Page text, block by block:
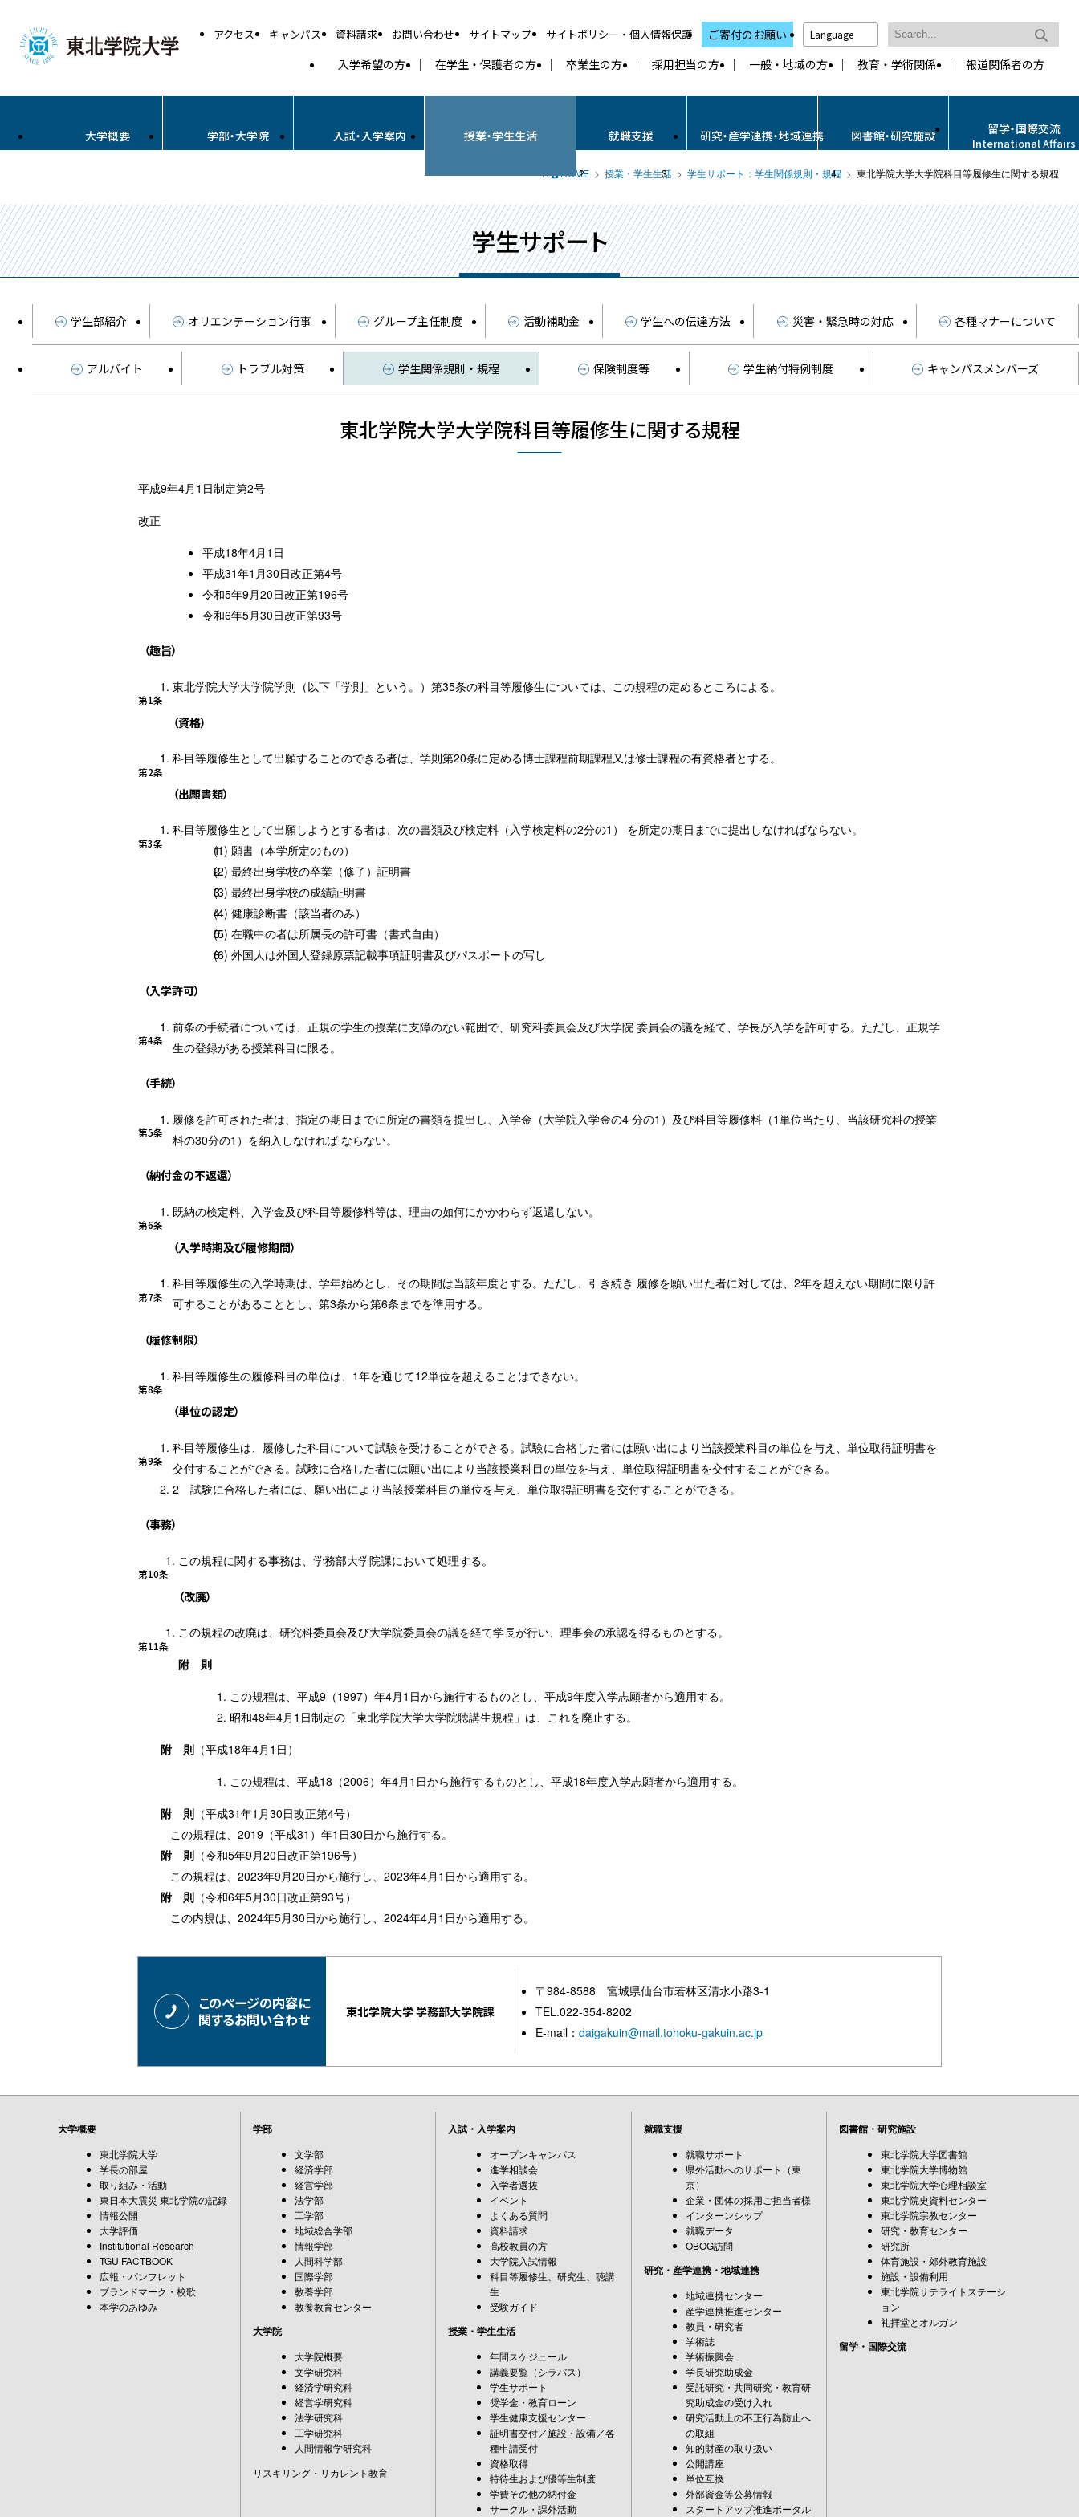
アクセス キャンパス 資料請求 お問い合わせ サイトマップ サイトポリシー・個人情報保護 ご寄付のお願い Language
入学希望の方 在学生・保護者の方 卒業生の方 採用担当の方 一般・地域の方 教育・学術関係 報道関係者の方
大学概要 学部・大学院 入試・入学案内 授業・学生生活 就職支援 研究・産学連携・地域連携 図書館・研究施設 留学・国際交流
International Affairs
HOME 授業・学生生活 学生サポート：学生関係規則・規程 東北学院大学大学院科目等履修生に関する規程
学生サポート
学生部紹介 オリエンテーション行事 グループ主任制度 活動補助金 学生への伝達方法 災害・緊急時の対応 各種マナーについて
アルバイト トラブル対策 学生関係規則・規程 保険制度等 学生納付特例制度 キャンパスメンバーズ
東北学院大学大学院科目等履修生に関する規程
平成9年4月1日制定第2号
改正
平成18年4月1日
平成31年1月30日改正第4号
令和5年9月20日改正第196号
令和6年5月30日改正第93号
（趣旨）
第1条
東北学院大学大学院学則（以下「学則」という。）第35条の科目等履修生については、この規程の定めるところによる。
（資格）
第2条
科目等履修生として出願することのできる者は、学則第20条に定める博士課程前期課程又は修士課程の有資格者とする。
（出願書類）
第3条
科目等履修生として出願しようとする者は、次の書類及び検定料（入学検定料の2分の1） を所定の期日までに提出しなければならない。
願書（本学所定のもの）
最終出身学校の卒業（修了）証明書
最終出身学校の成績証明書
健康診断書（該当者のみ）
在職中の者は所属長の許可書（書式自由）
外国人は外国人登録原票記載事項証明書及びパスポートの写し
（入学許可）
第4条
前条の手続者については、正規の学生の授業に支障のない範囲で、研究科委員会及び大学院 委員会の議を経て、学長が入学を許可する。ただし、正規学
生の登録がある授業科目に限る。
（手続）
第5条
履修を許可された者は、指定の期日までに所定の書類を提出し、入学金（大学院入学金の4 分の1）及び科目等履修料（1単位当たり、当該研究科の授業
料の30分の1）を納入しなければ ならない。
（納付金の不返還）
第6条
既納の検定料、入学金及び科目等履修料等は、理由の如何にかかわらず返還しない。
（入学時期及び履修期間）
第7条
科目等履修生の入学時期は、学年始めとし、その期間は当該年度とする。ただし、引き続き 履修を願い出た者に対しては、2年を超えない期間に限り許
可することがあることとし、第3条から第6条までを準用する。
（履修制限）
第8条
科目等履修生の履修科目の単位は、1年を通じて12単位を超えることはできない。
（単位の認定）
第9条
科目等履修生は、履修した科目について試験を受けることができる。試験に合格した者には願い出により当該授業科目の単位を与え、単位取得証明書を
交付することができる。試験に合格した者には願い出により当該授業科目の単位を与え、単位取得証明書を交付することができる。
試験に合格した者には、願い出により当該授業科目の単位を与え、単位取得証明書を交付することができる。
（事務）
第10条
この規程に関する事務は、学務部大学院課において処理する。
（改廃）
第11条
この規程の改廃は、研究科委員会及び大学院委員会の議を経て学長が行い、理事会の承認を得るものとする。
附 則
この規程は、平成9（1997）年4月1日から施行するものとし、平成9年度入学志願者から適用する。
昭和48年4月1日制定の「東北学院大学大学院聴講生規程」は、これを廃止する。
附 則 （平成18年4月1日）
この規程は、平成18（2006）年4月1日から施行するものとし、平成18年度入学志願者から適用する。
附 則 （平成31年1月30日改正第4号）
この規程は、2019（平成31）年1日30日から施行する。
附 則 （令和5年9月20日改正第196号）
この規程は、2023年9月20日から施行し、2023年4月1日から適用する。
附 則 （令和6年5月30日改正第93号）
この内規は、2024年5月30日から施行し、2024年4月1日から適用する。
このページの内容に
関するお問い合わせ
東北学院大学 学務部大学院課
〒984-8588 宮城県仙台市若林区清水小路3-1
TEL.022-354-8202
E-mail： daigakuin@mail.tohoku-gakuin.ac.jp
大学概要
東北学院大学
学長の部屋
取り組み・活動
東日本大震災 東北学院の記録
情報公開
大学評価
Institutional Research
TGU FACTBOOK
広報・パンフレット
ブランドマーク・校歌
本学のあゆみ
学部
文学部
経済学部
経営学部
法学部
工学部
地域総合学部
情報学部
人間科学部
国際学部
教養学部
教養教育センター
大学院
大学院概要
文学研究科
経済学研究科
経営学研究科
法学研究科
工学研究科
人間情報学研究科
リスキリング・リカレント教育
入試・入学案内
オープンキャンパス
進学相談会
入学者選抜
イベント
よくある質問
資料請求
高校教員の方
大学院入試情報
科目等履修生、研究生、聴講
生
受験ガイド
授業・学生生活
年間スケジュール
講義要覧（シラバス）
学生サポート
奨学金・教育ローン
学生健康支援センター
証明書交付／施設・設備／各
種申請受付
資格取得
特待生および優等生制度
学費その他の納付金
サークル・課外活動
就職支援
就職サポート
県外活動へのサポート（東
京）
企業・団体の採用ご担当者様
インターンシップ
就職データ
OBOG訪問
研究・産学連携・地域連携
地域連携センター
産学連携推進センター
教員・研究者
学術誌
学術振興会
学長研究助成金
受託研究・共同研究・教育研
究助成金の受け入れ
研究活動上の不正行為防止へ
の取組
知的財産の取り扱い
公開講座
単位互換
外部資金等公募情報
スタートアップ推進ポータル
図書館・研究施設
東北学院大学図書館
東北学院大学博物館
東北学院大学心理相談室
東北学院史資料センター
東北学院宗教センター
研究・教育センター
研究所
体育施設・郊外教育施設
施設・設備利用
東北学院サテライトステーシ
ョン
礼拝堂とオルガン
留学・国際交流